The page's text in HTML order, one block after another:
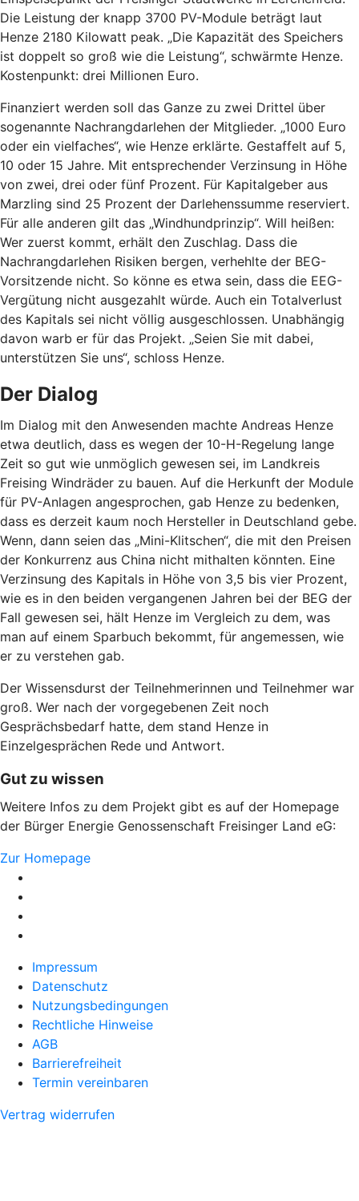
Die Leistung der knapp 3700 PV-Module beträgt laut
Henze 2180 Kilowatt peak. „Die Kapazität des Speichers
ist doppelt so groß wie die Leistung“, schwärmte Henze.
Kostenpunkt: drei Millionen Euro.
Finanziert werden soll das Ganze zu zwei Drittel über
sogenannte Nachrangdarlehen der Mitglieder. „1000 Euro
oder ein vielfaches“, wie Henze erklärte. Gestaffelt auf 5,
10 oder 15 Jahre. Mit entsprechender Verzinsung in Höhe
von zwei, drei oder fünf Prozent. Für Kapitalgeber aus
Marzling sind 25 Prozent der Darlehenssumme reserviert.
Für alle anderen gilt das „Windhundprinzip“. Will heißen:
Wer zuerst kommt, erhält den Zuschlag. Dass die
Nachrangdarlehen Risiken bergen, verhehlte der BEG-
Vorsitzende nicht. So könne es etwa sein, dass die EEG-
Vergütung nicht ausgezahlt würde. Auch ein Totalverlust
des Kapitals sei nicht völlig ausgeschlossen. Unabhängig
davon warb er für das Projekt. „Seien Sie mit dabei,
unterstützen Sie uns“, schloss Henze.
Der Dialog
Im Dialog mit den Anwesenden machte Andreas Henze
etwa deutlich, dass es wegen der 10-H-Regelung lange
Zeit so gut wie unmöglich gewesen sei, im Landkreis
Freising Windräder zu bauen. Auf die Herkunft der Module
für PV-Anlagen angesprochen, gab Henze zu bedenken,
dass es derzeit kaum noch Hersteller in Deutschland gebe.
Wenn, dann seien das „Mini-Klitschen“, die mit den Preisen
der Konkurrenz aus China nicht mithalten könnten. Eine
Verzinsung des Kapitals in Höhe von 3,5 bis vier Prozent,
wie es in den beiden vergangenen Jahren bei der BEG der
Fall gewesen sei, hält Henze im Vergleich zu dem, was
man auf einem Sparbuch bekommt, für angemessen, wie
er zu verstehen gab.
Der Wissensdurst der Teilnehmerinnen und Teilnehmer war
groß. Wer nach der vorgegebenen Zeit noch
Gesprächsbedarf hatte, dem stand Henze in
Einzelgesprächen Rede und Antwort.
Gut zu wissen
Weitere Infos zu dem Projekt gibt es auf der Homepage
der Bürger Energie Genossenschaft Freisinger Land eG:
Zur Homepage
Impressum
Datenschutz
Nutzungsbedingungen
Rechtliche Hinweise
AGB
Barrierefreiheit
Termin vereinbaren
Vertrag widerrufen